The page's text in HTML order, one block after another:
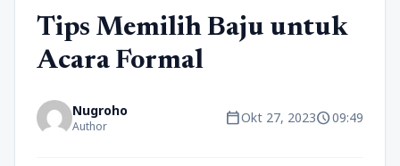
Tips Memilih Baju untuk
Acara Formal
Nugroho
Author calendar_todayOkt 27, 2023schedule09:49